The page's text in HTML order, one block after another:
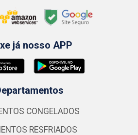
já nosso APP
CONGELADOS
RESFRIADOS